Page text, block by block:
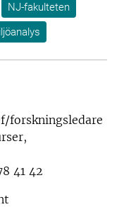
NJ-fakulteten
forskningsledare
41 42